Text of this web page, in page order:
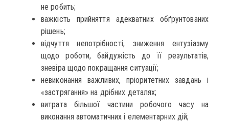
не робить;
важкість прийняття адекватних обґрунтованих
рішень;
відчуття непотрібності, зниження ентузіазму
щодо роботи, байдужість до її результатів,
зневіра щодо покращання ситуації;
невиконання важливих, пріоритетних завдань і
«застрягання» на дрібних деталях;
витрата більшої частини робочого часу на
виконання автоматичних і елементарних дій;